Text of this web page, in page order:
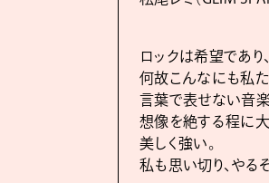
ロックは希望であり
何故こんなにも私
言葉で表せない音
想像を絶する程に
美しく強い。
私も思い切り、やるぞ